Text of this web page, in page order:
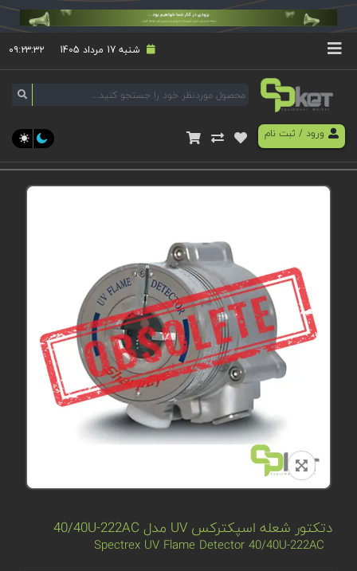
شنبه 17 مرداد 1405 ۰۹:۲۳:۳۳
ورود/ ثبت نام
دتکتور شعله اسپکترکس UV مدل 40/40U-222AC
Spectrex UV Flame Detector 40/40U-222AC